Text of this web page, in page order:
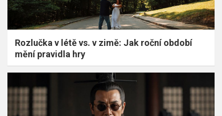
Rozlučka v létě vs. v zimě: Jak roční období
mění pravidla hry